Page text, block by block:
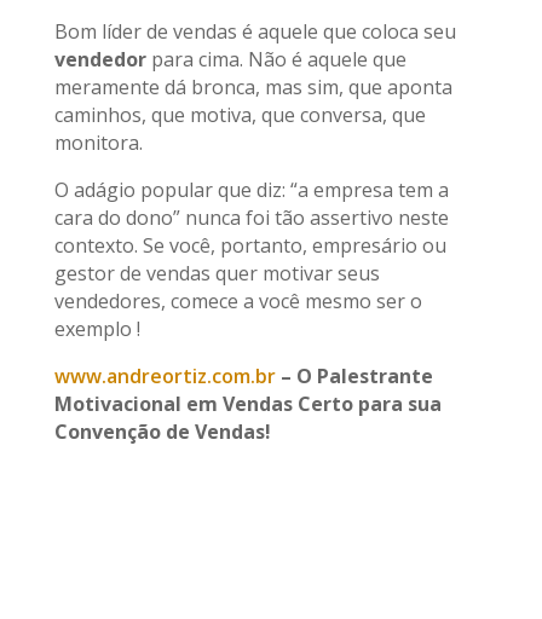
Bom líder de vendas é aquele que coloca seu
vendedor para cima. Não é aquele que
meramente dá bronca, mas sim, que aponta
caminhos, que motiva, que conversa, que
monitora.
O adágio popular que diz: “a empresa tem a
cara do dono” nunca foi tão assertivo neste
contexto. Se você, portanto, empresário ou
gestor de vendas quer motivar seus
vendedores, comece a você mesmo ser o
exemplo !
www.andreortiz.com.br– O Palestrante
Motivacional em Vendas Certo para sua
Convenção de Vendas!